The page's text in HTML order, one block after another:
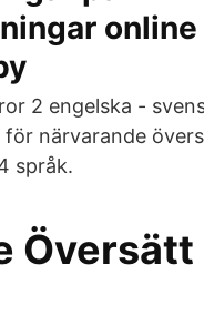
2 engelska -
närvarande
språk.
Översätt